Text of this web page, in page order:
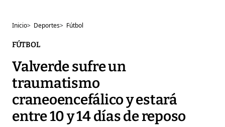
Inicio> Deportes> Fútbol
FÚTBOL
Valverde sufre un
traumatismo
craneoencefálico y estará
entre 10 y 14 días de reposo